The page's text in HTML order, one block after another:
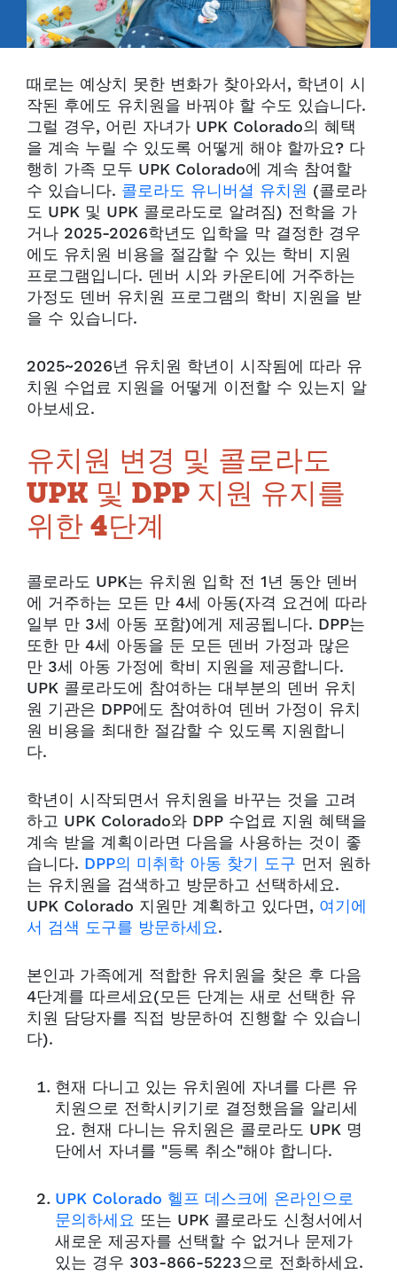
때로는 예상치 못한 변화가 찾아와서, 학년이 시
작된 후에도 유치원을 바꿔야 할 수도 있습니다.
그럴 경우, 어린 자녀가 UPK Colorado의 혜택
을 계속 누릴 수 있도록 어떻게 해야 할까요? 다
행히 가족 모두 UPK Colorado에 계속 참여할
수 있습니다. 콜로라도 유니버셜 유치원 (콜로라
도 UPK 및 UPK 콜로라도로 알려짐) 전학을 가
거나 2025-2026학년도 입학을 막 결정한 경우
에도 유치원 비용을 절감할 수 있는 학비 지원
프로그램입니다. 덴버 시와 카운티에 거주하는
가정도 덴버 유치원 프로그램의 학비 지원을 받
을 수 있습니다.
2025~2026년 유치원 학년이 시작됨에 따라 유
치원 수업료 지원을 어떻게 이전할 수 있는지 알
아보세요.
유치원 변경 및 콜로라도
UPK 및 DPP 지원 유지를
위한 4단계
콜로라도 UPK는 유치원 입학 전 1년 동안 덴버
에 거주하는 모든 만 4세 아동(자격 요건에 따라
일부 만 3세 아동 포함)에게 제공됩니다. DPP는
또한 만 4세 아동을 둔 모든 덴버 가정과 많은
만 3세 아동 가정에 학비 지원을 제공합니다.
UPK 콜로라도에 참여하는 대부분의 덴버 유치
원 기관은 DPP에도 참여하여 덴버 가정이 유치
원 비용을 최대한 절감할 수 있도록 지원합니
다.
학년이 시작되면서 유치원을 바꾸는 것을 고려
하고 UPK Colorado와 DPP 수업료 지원 혜택을
계속 받을 계획이라면 다음을 사용하는 것이 좋
습니다. DPP의 미취학 아동 찾기 도구 먼저 원하
는 유치원을 검색하고 방문하고 선택하세요.
UPK Colorado 지원만 계획하고 있다면, 여기에
서 검색 도구를 방문하세요.
본인과 가족에게 적합한 유치원을 찾은 후 다음
4단계를 따르세요(모든 단계는 새로 선택한 유
치원 담당자를 직접 방문하여 진행할 수 있습니
다).
현재 다니고 있는 유치원에 자녀를 다른 유
치원으로 전학시키기로 결정했음을 알리세
요. 현재 다니는 유치원은 콜로라도 UPK 명
단에서 자녀를 "등록 취소"해야 합니다.
UPK Colorado 헬프 데스크에 온라인으로
문의하세요 또는 UPK 콜로라도 신청서에서
새로운 제공자를 선택할 수 없거나 문제가
있는 경우 303-866-5223으로 전화하세요.